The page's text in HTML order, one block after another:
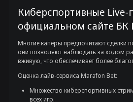
Киберспортивные Live-
официальном сайте
Многие каперы предпочитают сделки
они позволяют наблюдать за ходом
вживую, что обеспечивает более
Оценка лайв-сервиса Marafon Bet:
Множество киберспортивных
всех игр.